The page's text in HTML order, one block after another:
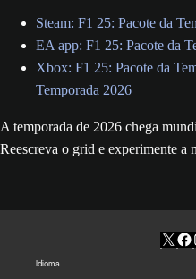
Steam: F1 25: Pacote da
EA app: F1 25: Pacote da
Xbox: F1 25: Pacote da
Temporada 2026
A temporada de 2026 chega
Reescreva o grid e experimente a
Idioma